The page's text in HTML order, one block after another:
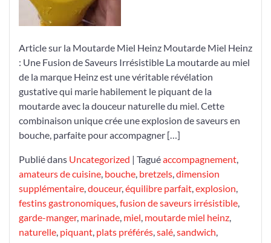
Article sur la Moutarde Miel Heinz Moutarde Miel Heinz
: Une Fusion de Saveurs Irrésistible La moutarde au miel
de la marque Heinz est une véritable révélation
gustative qui marie habilement le piquant de la
moutarde avec la douceur naturelle du miel. Cette
combinaison unique crée une explosion de saveurs en
bouche, parfaite pour accompagner […]
Publié dans Uncategorized | Taguéaccompagnement,
amateurs de cuisine, bouche, bretzels,dimension
supplémentaire,douceur,équilibre parfait,explosion,
festins gastronomiques,fusion de saveurs irrésistible,
garde-manger, marinade, miel, moutarde miel heinz,
naturelle, piquant, plats préférés,salé,sandwich,